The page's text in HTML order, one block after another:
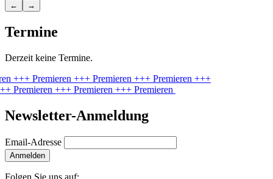
← →
Termine
Derzeit keine Termine.
+++ Premieren +++ Premieren +++ Premieren +++
Premieren +++ Premieren +++ Premieren
Newsletter-Anmeldung
Email-Adresse
Anmelden
Folgen Sie uns auf: